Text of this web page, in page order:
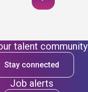
talent community
Stay connected
Job alerts